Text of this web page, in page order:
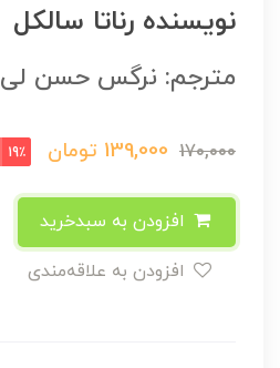
نویسنده رناتا سالکل
مترجم: نرگس حسن لی
170,000
139,000 تومان 19٪